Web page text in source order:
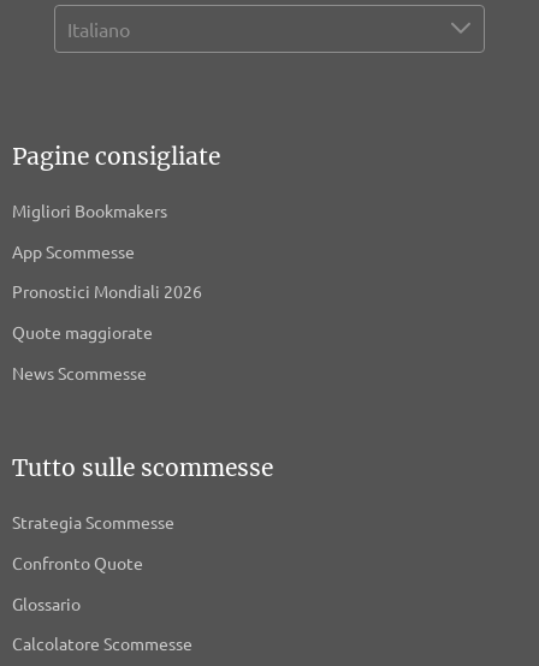
Pagine consigliate
Migliori Bookmakers
App Scommesse
Pronostici Mondiali 2026
Quote maggiorate
News Scommesse
Tutto sulle scommesse
Strategia Scommesse
Confronto Quote
Glossario
Calcolatore Scommesse